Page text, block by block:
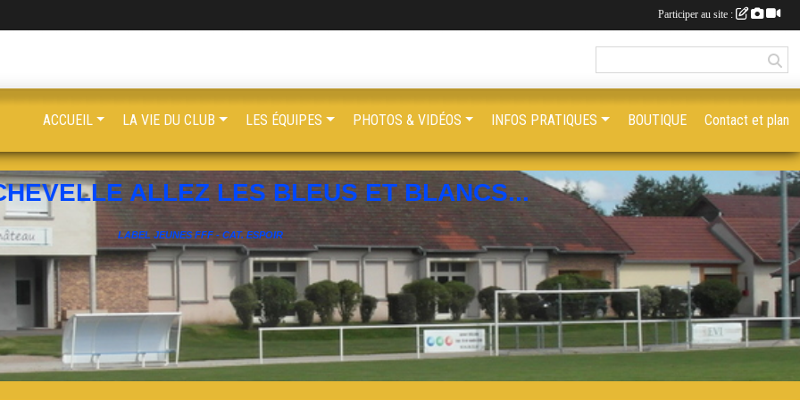
ALLEZ LES BLEUS ET BLANCS...
LABEL JEUNES FFF - CAT. ESPOIR
ACCUEIL LA VIE DU CLUB LES ÉQUIPES PHOTOS & VIDÉOS INFOS PRATIQUES BOUTIQUE Contact et plan
Participer au site :